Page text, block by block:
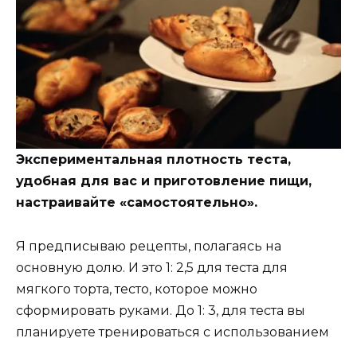
Экспериментальная плотность теста,
удобная для вас и приготовление пищи,
настраивайте «самостоятельно».
Я предписываю рецепты, полагаясь на
основную долю. И это 1: 2,5 для теста для
мягкого торта, тесто, которое можно
сформировать руками. До 1: 3, для теста вы
планируете тренироваться с использованием